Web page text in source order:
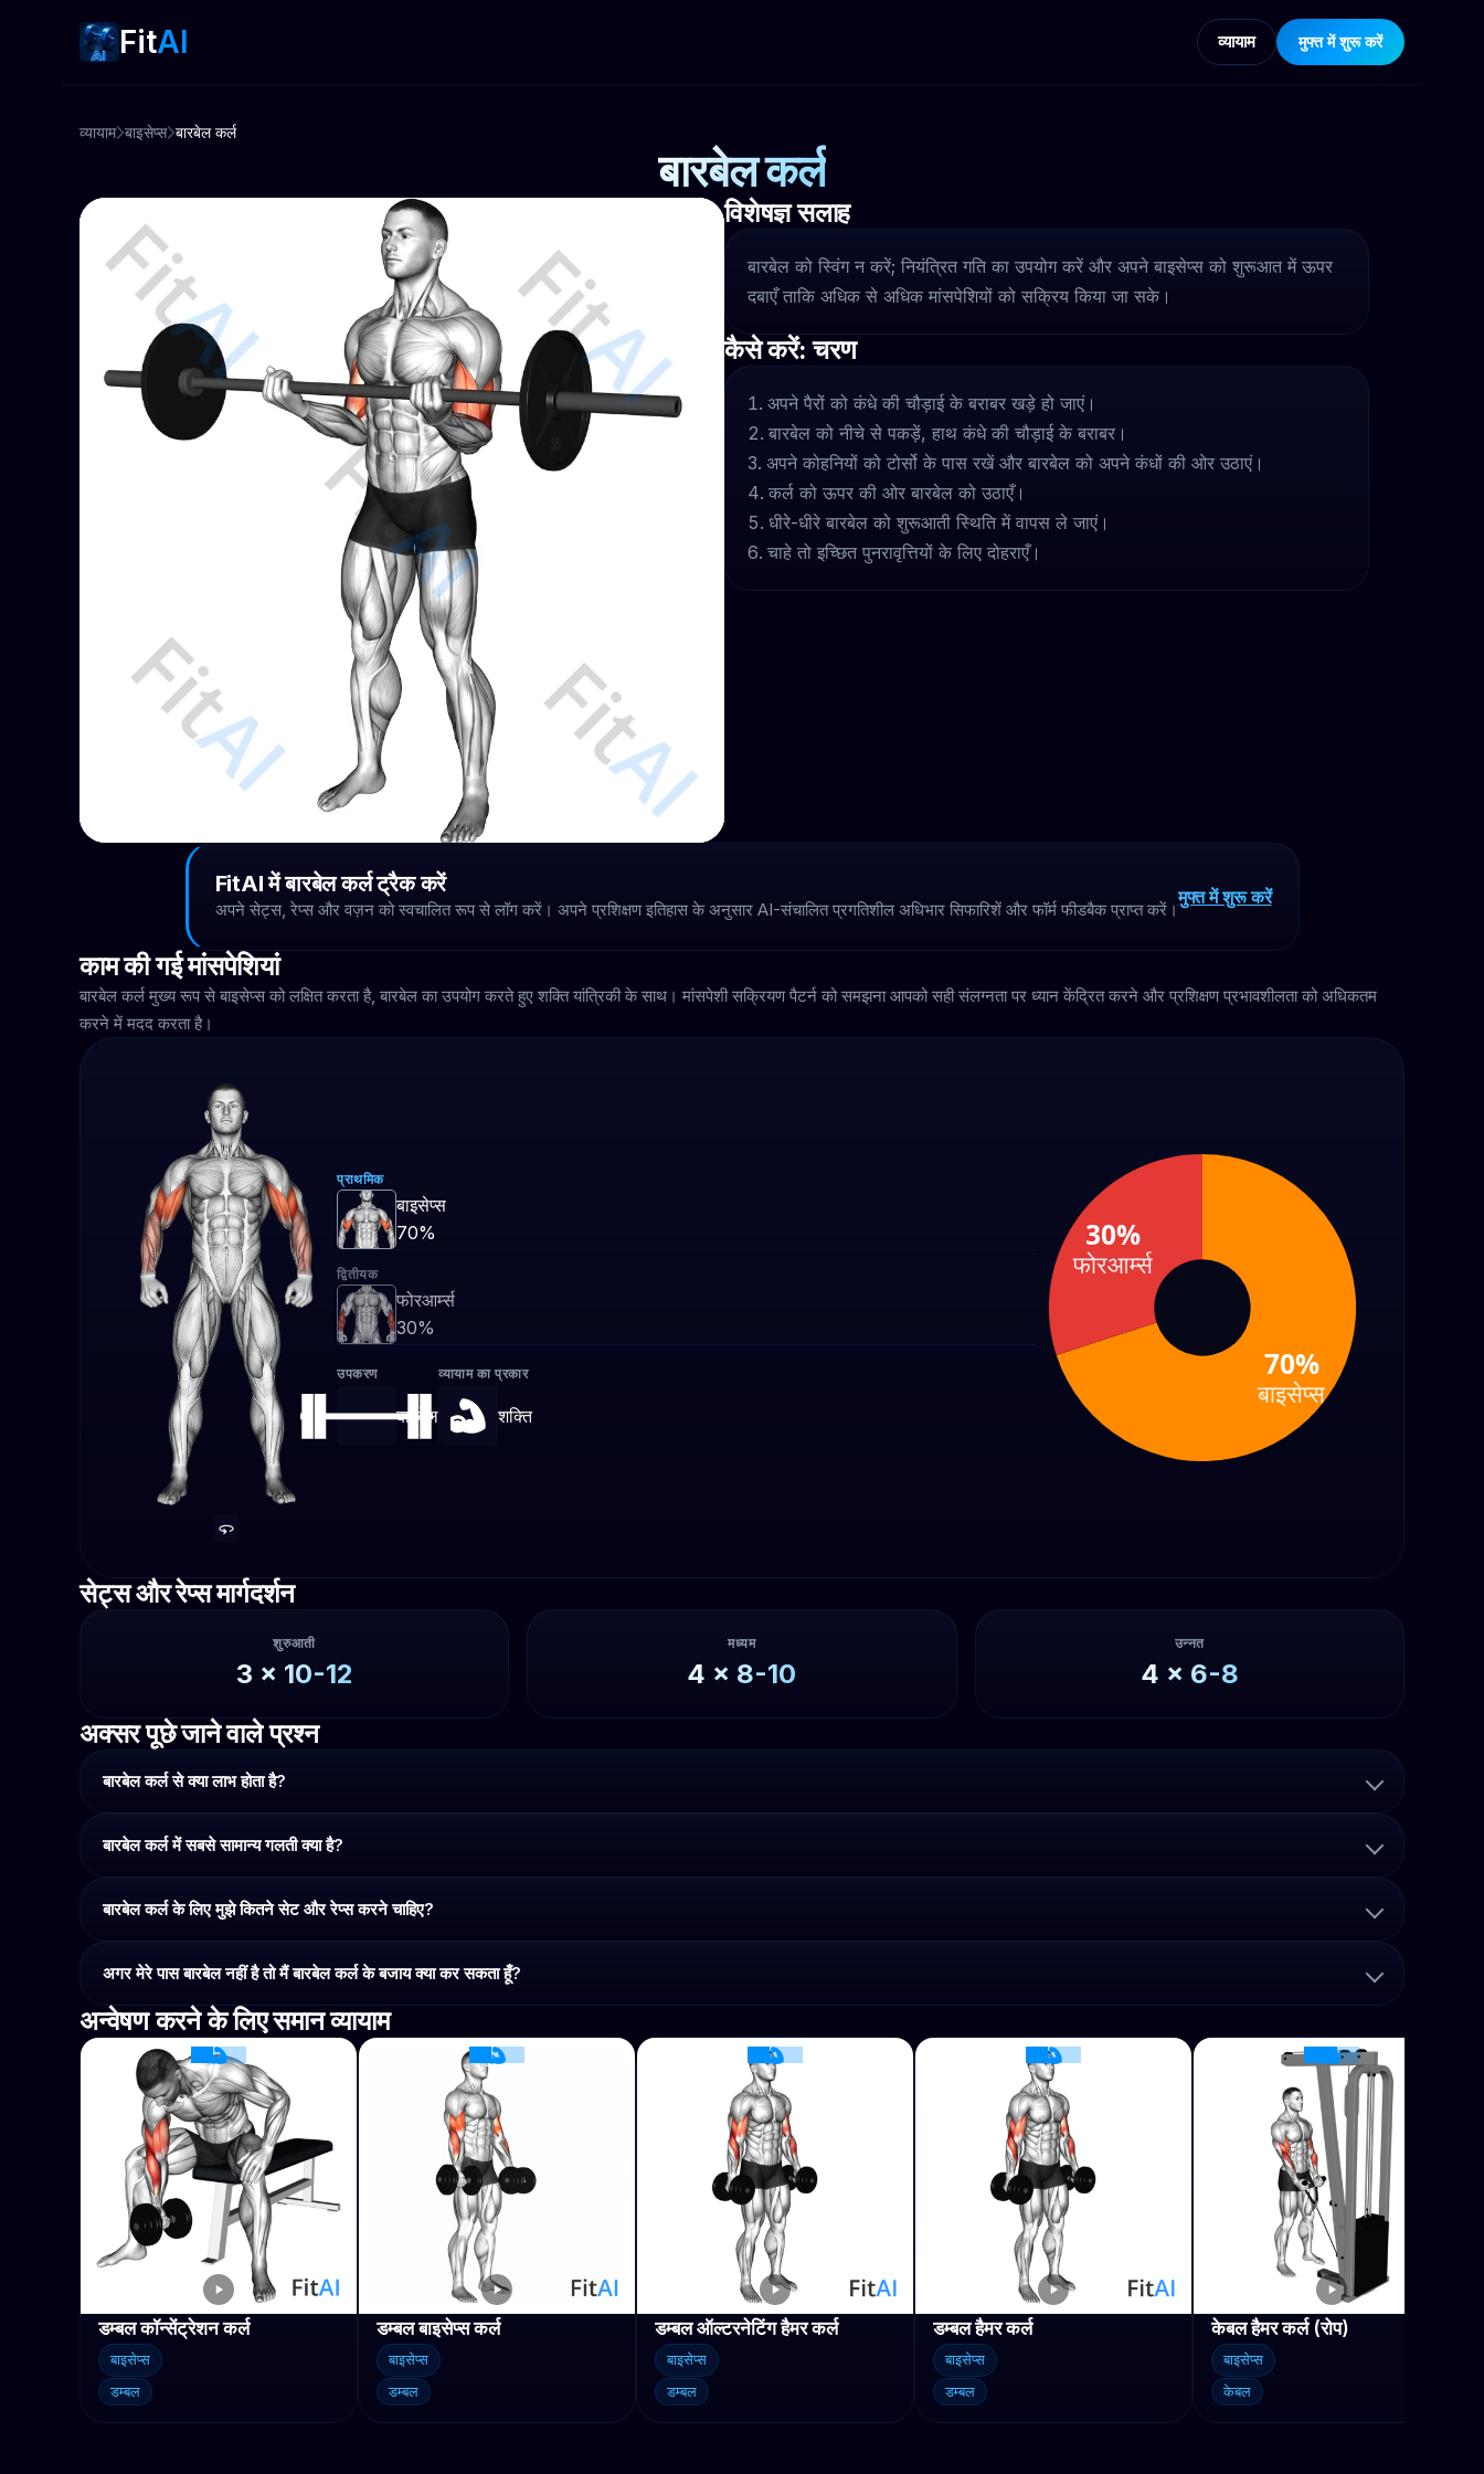
FitAI व्यायाम मुफ्त में शुरू करें
व्यायाम बाइसेप्स बारबेल कर्ल
बारबेल कर्ल
विशेषज्ञ सलाह
बारबेल को स्विंग न करें; नियंत्रित गति का उपयोग करें और अपने बाइसेप्स को शुरूआत में ऊपर
दबाएँ ताकि अधिक से अधिक मांसपेशियों को सक्रिय किया जा सके।
कैसे करें: चरण
अपने पैरों को कंधे की चौड़ाई के बराबर खड़े हो जाएं।
बारबेल को नीचे से पकड़ें, हाथ कंधे की चौड़ाई के बराबर।
अपने कोहनियों को टोर्सो के पास रखें और बारबेल को अपने कंधों की ओर उठाएं।
कर्ल को ऊपर की ओर बारबेल को उठाएँ।
धीरे-धीरे बारबेल को शुरूआती स्थिति में वापस ले जाएं।
चाहे तो इच्छित पुनरावृत्तियों के लिए दोहराएँ।
FitAI में बारबेल कर्ल ट्रैक करें
अपने सेट्स, रेप्स और वज़न को स्वचालित रूप से लॉग करें। अपने प्रशिक्षण इतिहास के अनुसार AI-संचालित प्रगतिशील अधिभार सिफारिशें और फॉर्म फीडबैक प्राप्त करें।
मुफ्त में शुरू करें
काम की गई मांसपेशियां
बारबेल कर्ल मुख्य रूप से बाइसेप्स को लक्षित करता है, बारबेल का उपयोग करते हुए शक्ति यांत्रिकी के साथ। मांसपेशी सक्रियण पैटर्न को समझना आपको सही संलग्नता पर ध्यान केंद्रित करने और प्रशिक्षण प्रभावशीलता को अधिकतम
करने में मदद करता है।
प्राथमिक
बाइसेप्स
70%
द्वितीयक
फोरआर्म्स
30%
उपकरण
बारबेल
व्यायाम का प्रकार
शक्ति
70%
बाइसेप्स
30%
फोरआर्म्स
सेट्स और रेप्स मार्गदर्शन
शुरुआती
3 x 10-12
मध्यम
4 x 8-10
उन्नत
4 x 6-8
अक्सर पूछे जाने वाले प्रश्न
बारबेल कर्ल से क्या लाभ होता है?
बारबेल कर्ल में सबसे सामान्य गलती क्या है?
बारबेल कर्ल के लिए मुझे कितने सेट और रेप्स करने चाहिए?
अगर मेरे पास बारबेल नहीं है तो मैं बारबेल कर्ल के बजाय क्या कर सकता हूँ?
अन्वेषण करने के लिए समान व्यायाम
डम्बल कॉन्सेंट्रेशन कर्ल
बाइसेप्स
डम्बल
डम्बल बाइसेप्स कर्ल
बाइसेप्स
डम्बल
डम्बल ऑल्टरनेटिंग हैमर कर्ल
बाइसेप्स
डम्बल
डम्बल हैमर कर्ल
बाइसेप्स
डम्बल
केबल हैमर कर्ल (रोप)
बाइसेप्स
केबल